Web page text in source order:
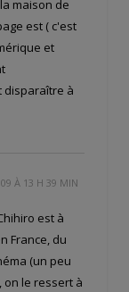
maison de
est ( c'est
et
disparaître à
À 13 H 39 MIN
est à
France, du
(un peu
on le ressert à